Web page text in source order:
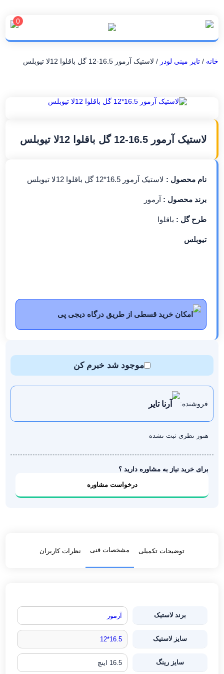
0
خانه /تایر مینی لودر / لاستیک آرمور 16.5-12 گل باقلوا 12لا تیوبلس
لاستیک آرمور 16.5-12 گل باقلوا 12لا تیوبلس
نام محصول : لاستیک آرمور 16.5*12 گل باقلوا 12لا تیوبلس
برند محصول : آرمور
طرح گل : باقلوا
تیوبلس
امکان خرید قسطی از طریق درگاه دیجی پی
موجود شد خبرم کن
فروشنده: آرنا تایر
هنوز نظری ثبت نشده
برای خرید نیاز به مشاوره دارید ؟
درخواست مشاوره
توضیحات تکمیلی مشخصات فنی نظرات کاربران
برند لاستیک آرمور
سایز لاستیک 16.5*12
سایز رینگ 16.5 اینچ